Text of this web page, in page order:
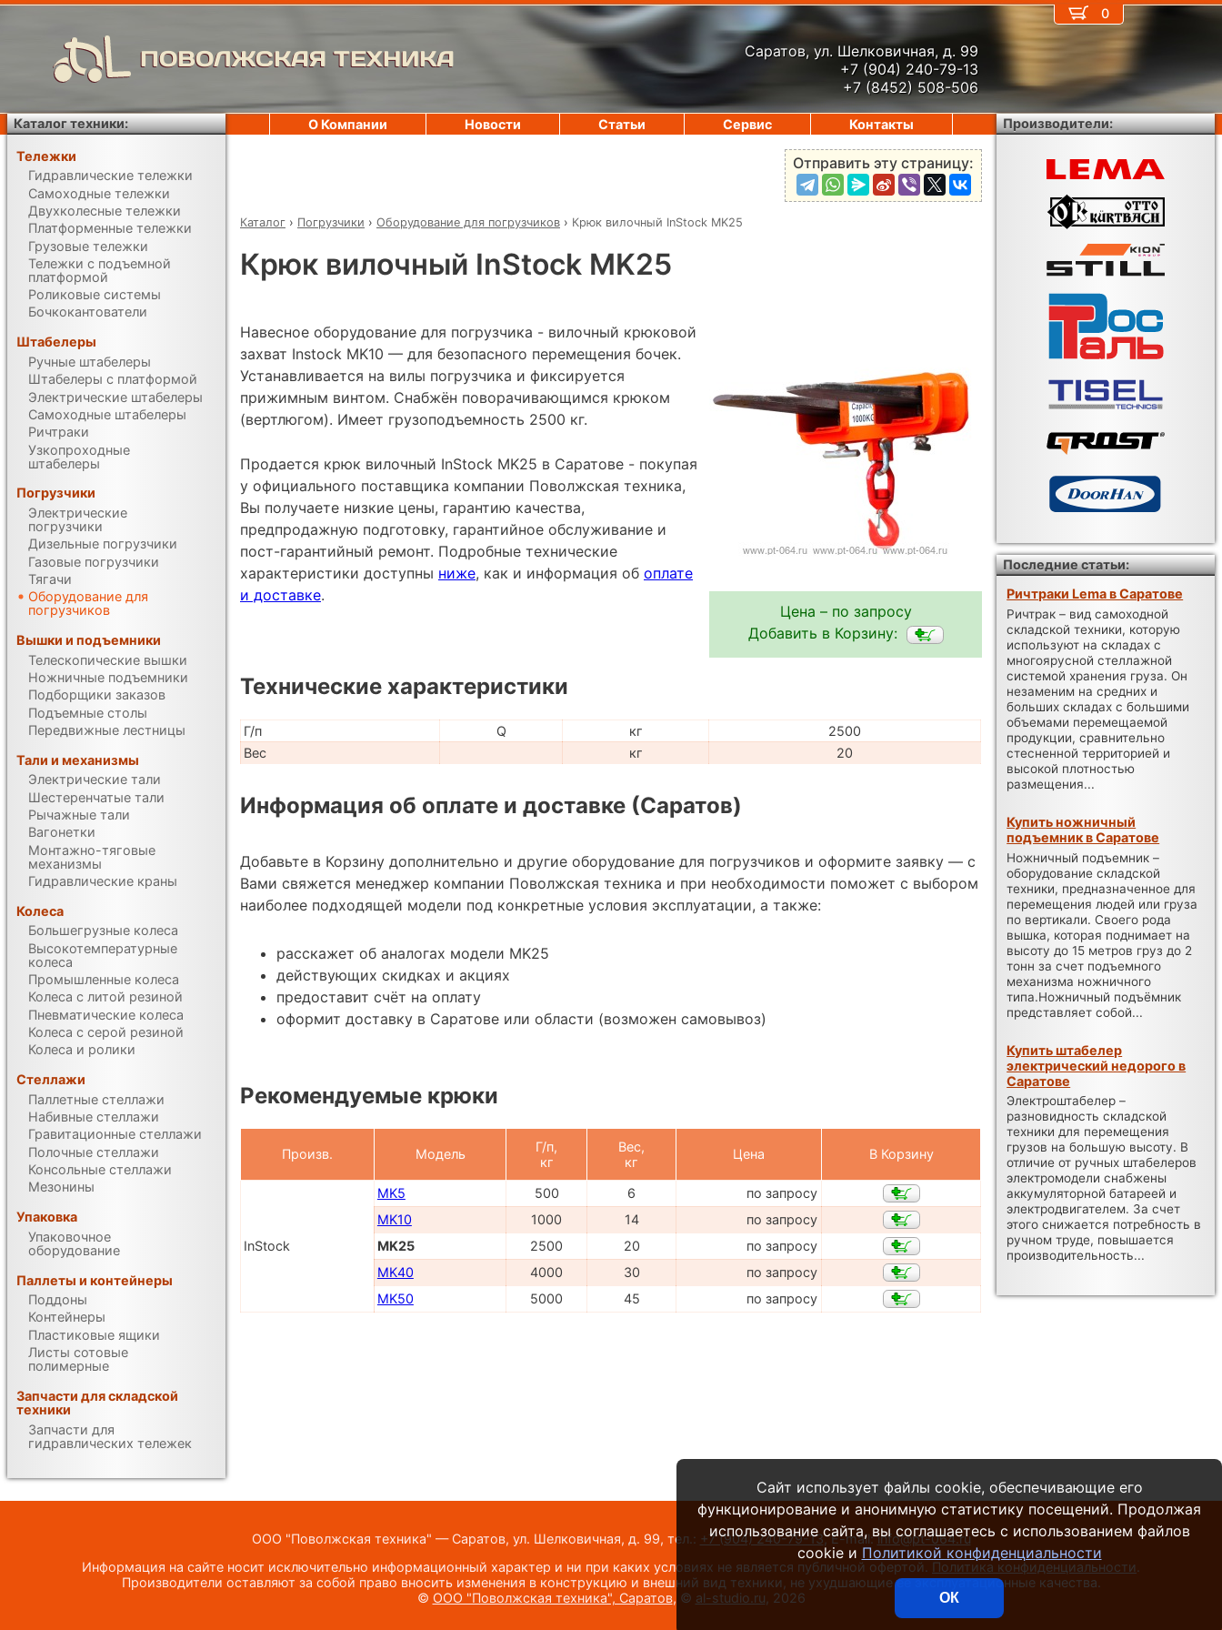
ПОВОЛЖСКАЯ ТЕХНИКА
Саратов, ул. Шелковичная, д. 99
+7 (904) 240-79-13
+7 (8452) 508-506
Отправить эту страницу:
Каталог › Погрузчики › Оборудование для погрузчиков › Крюк вилочный InStock MK25
Крюк вилочный InStock MK25
Цена – по запросу
Добавить в Корзину:
Навесное оборудование для погрузчика - вилочный крюковой
захват Instock MK10 — для безопасного перемещения бочек.
Устанавливается на вилы погрузчика и фиксируется
прижимным винтом. Снабжён поворачивающимся крюком
(вертлюгом). Имеет грузоподъемность 2500 кг.
Продается крюк вилочный InStock MK25 в Саратове - покупая
у официального поставщика компании Поволжская техника,
Вы получаете низкие цены, гарантию качества,
предпродажную подготовку, гарантийное обслуживание и
пост-гарантийный ремонт. Подробные технические
характеристики доступны ниже, как и информация об оплате
и доставке.
Технические характеристики
Г/п Q кг
2500
Вес
кг 20
Информация об оплате и доставке (Саратов)
Добавьте в Корзину дополнительно и другие оборудование для погрузчиков и оформите заявку — с
Вами свяжется менеджер компании Поволжская техника и при необходимости поможет с выбором
наиболее подходящей модели под конкретные условия эксплуатации, а также:
расскажет об аналогах модели MK25
действующих скидках и акциях
предоставит счёт на оплату
оформит доставку в Саратове или области (возможен самовывоз)
Рекомендуемые крюки
Произв. Модель
Г/п,
кг
Вес,
кг
Цена В Корзину
InStock
MK5 500 6
по запросу
MK10
1000 14
по запросу
MK25
2500 20
по запросу
MK40
4000 30
по запросу
MK50
5000 45 по запросу
0
О Компании Новости Статьи Сервис Контакты
Каталог техники:
Тележки
Гидравлические тележки
Самоходные тележки
Двухколесные тележки
Платформенные тележки
Грузовые тележки
Тележки с подъемной
платформой
Роликовые системы
Бочкокантователи
Штабелеры
Ручные штабелеры
Штабелеры с платформой
Электрические штабелеры
Самоходные штабелеры
Ричтраки
Узкопроходные
штабелеры
Погрузчики
Электрические
погрузчики
Дизельные погрузчики
Газовые погрузчики
Тягачи
Оборудование для
погрузчиков
Вышки и подъемники
Телескопические вышки
Ножничные подъемники
Подборщики заказов
Подъемные столы
Передвижные лестницы
Тали и механизмы
Электрические тали
Шестеренчатые тали
Рычажные тали
Вагонетки
Монтажно-тяговые
механизмы
Гидравлические краны
Колеса
Большегрузные колеса
Высокотемпературные
колеса
Промышленные колеса
Колеса с литой резиной
Пневматические колеса
Колеса с серой резиной
Колеса и ролики
Стеллажи
Паллетные стеллажи
Набивные стеллажи
Гравитационные стеллажи
Полочные стеллажи
Консольные стеллажи
Мезонины
Упаковка
Упаковочное
оборудование
Паллеты и контейнеры
Поддоны
Контейнеры
Пластиковые ящики
Листы сотовые
полимерные
Запчасти для складской
техники
Запчасти для
гидравлических тележек
Производители:
Последние статьи:
Ричтраки Lema в Саратове
Ричтрак – вид самоходной
складской техники, которую
используют на складах с
многоярусной стеллажной
системой хранения груза. Он
незаменим на средних и
больших складах с большими
объемами перемещаемой
продукции, сравнительно
стесненной территорией и
высокой плотностью
размещения...
Купить ножничный
подъемник в Саратове
Ножничный подъемник –
оборудование складской
техники, предназначенное для
перемещения людей или груза
по вертикали. Своего рода
вышка, которая поднимает на
высоту до 15 метров груз до 2
тонн за счет подъемного
механизма ножничного
типа.Ножничный подъёмник
представляет собой...
Купить штабелер
электрический недорого в
Саратове
Электроштабелер –
разновидность складской
техники для перемещения
грузов на большую высоту. В
отличие от ручных штабелеров
электромодели снабжены
аккумуляторной батареей и
электродвигателем. За счет
этого снижается потребность в
ручном труде, повышается
производительность...
ООО "Поволжская техника" — Саратов, ул. Шелковичная, д. 99, тел.: +7 (904) 240-79-13,E-mail:info@pt-064.ru
Информация на сайте носит исключительно информационный характер и ни при каких условиях не является публичной офертой. Политика конфиденциальности
Производители оставляют за собой право вносить изменения в конструкцию и внешний вид техники, не ухудшающие ее эксплуатационные качества.
© ООО "Поволжская техника", Саратов, © al-studio.ru , 2026
Сайт использует файлы cookie, обеспечивающие его
функционирование и анонимную статистику посещений. Продолжая
использование сайта, вы соглашаетесь с использованием файлов
cookie и Политикой конфиденциальности
ОК